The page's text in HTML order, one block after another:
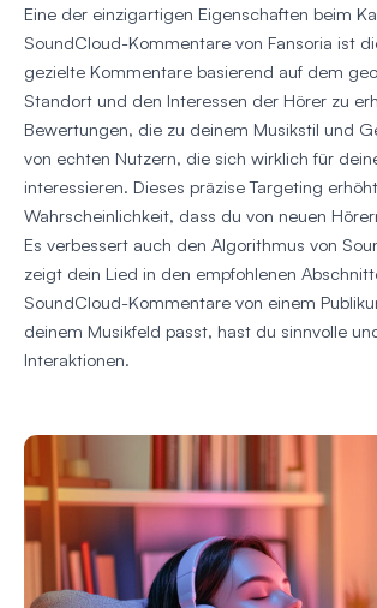
Eine der einzigartigen Eigenschaften beim
SoundCloud-Kommentare von Fansoria ist
gezielte Kommentare basierend auf dem
Standort und den Interessen der Hörer zu
Bewertungen, die zu deinem Musikstil und
von echten Nutzern, die sich wirklich für
interessieren. Dieses präzise Targeting
Wahrscheinlichkeit, dass du von neuen
Es verbessert auch den Algorithmus von
zeigt dein Lied in den empfohlenen
SoundCloud-Kommentare von einem
deinem Musikfeld passt, hast du sinnvolle
Interaktionen.